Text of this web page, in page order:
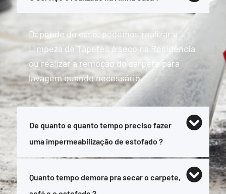
Depende do caso, podemos realizar a
Limpeza de Tapetes à seco na Residência
ou realizar a remoção do carpete para
lavagem quando necessário.
De quanto e quanto tempo preciso fazer
uma impermeabilização de estofado ?
Quanto tempo demora pra secar o carpete,